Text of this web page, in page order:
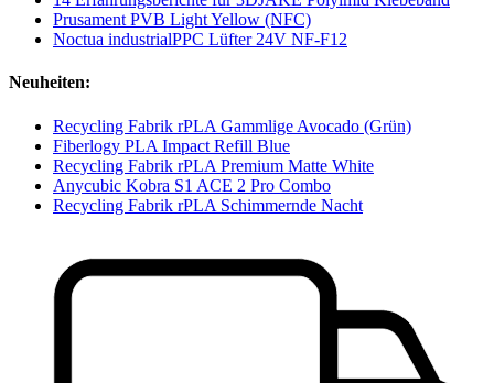
Prusament PVB Light Yellow (NFC)
Noctua industrialPPC Lüfter 24V NF-F12
Neuheiten:
Recycling Fabrik rPLA Gammlige Avocado (Grün)
Fiberlogy PLA Impact Refill Blue
Recycling Fabrik rPLA Premium Matte White
Anycubic Kobra S1 ACE 2 Pro Combo
Recycling Fabrik rPLA Schimmernde Nacht